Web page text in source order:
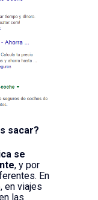
sacar?
se
, y por
En
en viajes
las